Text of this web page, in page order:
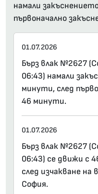
намали
първоначално
01.07.2026
Бърз влак №2627
06:43) намали
минути, след
46 минути.
01.07.2026
Бърз влак №2627
06:43) се движи с
след изчакване на
София.